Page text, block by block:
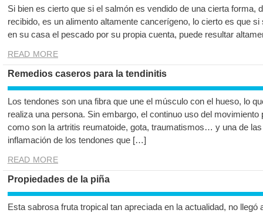
Si bien es cierto que si el salmón es vendido de una cierta forma,
recibido, es un alimento altamente cancerígeno, lo cierto es que
en su casa el pescado por su propia cuenta, puede resultar
READ MORE
Remedios caseros para la tendinitis
Los tendones son una fibra que une el músculo con el hueso, lo
realiza una persona. Sin embargo, el continuo uso del
como son la artritis reumatoide, gota, traumatismos… y una de
inflamación de los tendones que […]
READ MORE
Propiedades de la piña
Esta sabrosa fruta tropical tan apreciada en la actualidad, no llegó